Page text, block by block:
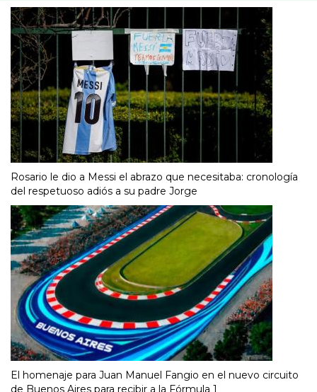
Rosario le dio a Messi el abrazo que necesitaba: cronología
del respetuoso adiós a su padre Jorge
El homenaje para Juan Manuel Fangio en el nuevo circuito
de Buenos Aires para recibir a la Fórmula 1